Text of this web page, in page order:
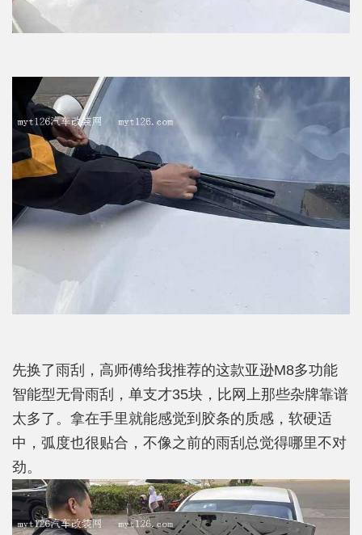
先换了雨刮，高师傅给我推荐的这款亚逊M8多功能
智能型无骨雨刮，单支才35块，比网上那些杂牌靠谱
太多了。拿在手里就能感觉到胶条的质感，软硬适
中，弧度也很贴合，不像之前的雨刮总觉得哪里不对
劲。